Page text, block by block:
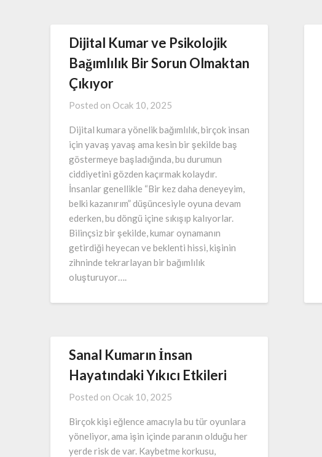
Dijital Kumar ve Psikolojik
Bağımlılık Bir Sorun Olmaktan
Çıkıyor
Posted on Ocak 10, 2025
Dijital kumara yönelik bağımlılık, birçok insan
için yavaş yavaş ama kesin bir şekilde baş
göstermeye başladığında, bu durumun
ciddiyetini gözden kaçırmak kolaydır.
İnsanlar genellikle “Bir kez daha deneyeyim,
belki kazanırım” düşüncesiyle oyuna devam
ederken, bu döngü içine sıkışıp kalıyorlar.
Bilinçsiz bir şekilde, kumar oynamanın
getirdiği heyecan ve beklenti hissi, kişinin
zihninde tekrarlayan bir bağımlılık
oluşturuyor….
Sanal Kumarın İnsan
Hayatındaki Yıkıcı Etkileri
Posted on Ocak 10, 2025
Birçok kişi eğlence amacıyla bu tür oyunlara
yöneliyor, ama işin içinde paranın olduğu her
yerde risk de var. Kaybetme korkusu,